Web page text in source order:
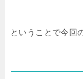
ということで今回